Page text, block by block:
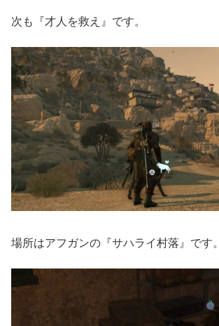
次も『才人を救え』です。
場所はアフガンの『サハライ村落』です。